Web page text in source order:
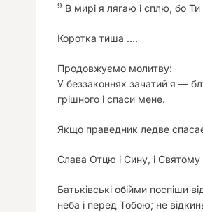
9 В мирі я лягаю і сплю, бо
Коротка тиша ….
Продовжуємо молитву:
У беззаконнях зачатий я —
грішного і спаси мене.
Якщо праведник ледве
Слава Отцю і Сину, і Святому
Батьківські обійми поспіши
неба і перед Тобою; не